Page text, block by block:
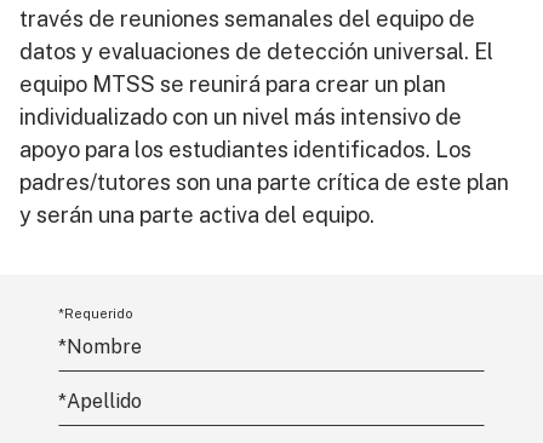
través de reuniones semanales del equipo de
datos y evaluaciones de detección universal. El
equipo MTSS se reunirá para crear un plan
individualizado con un nivel más intensivo de
apoyo para los estudiantes identificados. Los
padres/tutores son una parte crítica de este plan
y serán una parte activa del equipo.
*Requerido
*Nombre
*Apellido